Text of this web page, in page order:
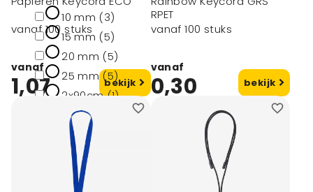
10 mm (3)
15 mm (5)
20 mm (5)
25 mm (5)
2x90cm (1)
toon meer
Materiaal
vanaf 100 stuks
vanaf
1,07 bekijk
RPET
vanaf 100 stuks
vanaf
0,30 bekijk